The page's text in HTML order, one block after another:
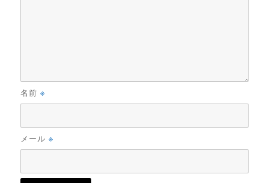
名前※
メール※